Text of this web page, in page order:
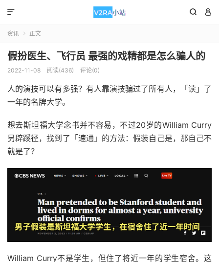
 

资讯  正文
假扮医生、飞行员 最强的戏精都是怎么骗人的
2022-11-08 阅读(436) 评论(0)
人的演技可以有多强？有人靠演技骗过了所有人，「读」了
一年的名牌大学。
想去斯坦福大学念书并不容易，不过20岁的William Curry
另辟蹊径，找到了「速通」的方法：假装自己是，那自己不
就是了？
William Curry不是学生，但住了将近一年的学生宿舍。这